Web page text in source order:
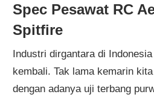
Spec Pesawat RC
Spitfire
Industri dirgantara di
kembali. Tak lama kemarin
dengan adanya uji terbang